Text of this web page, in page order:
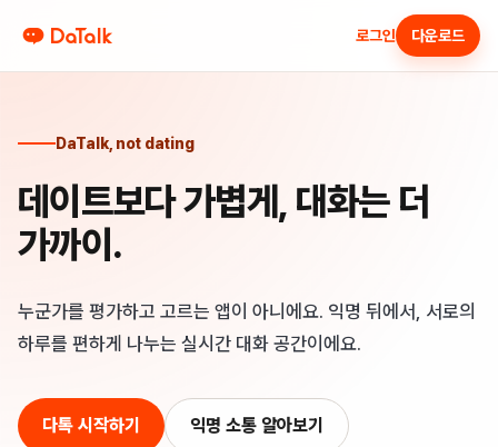
로그인 다운로드
DaTalk, not dating
데이트보다 가볍게, 대화는 더
가까이.
누군가를 평가하고 고르는 앱이 아니에요. 익명 뒤에서, 서로의
하루를 편하게 나누는 실시간 대화 공간이에요.
다톡 시작하기 익명 소통 알아보기